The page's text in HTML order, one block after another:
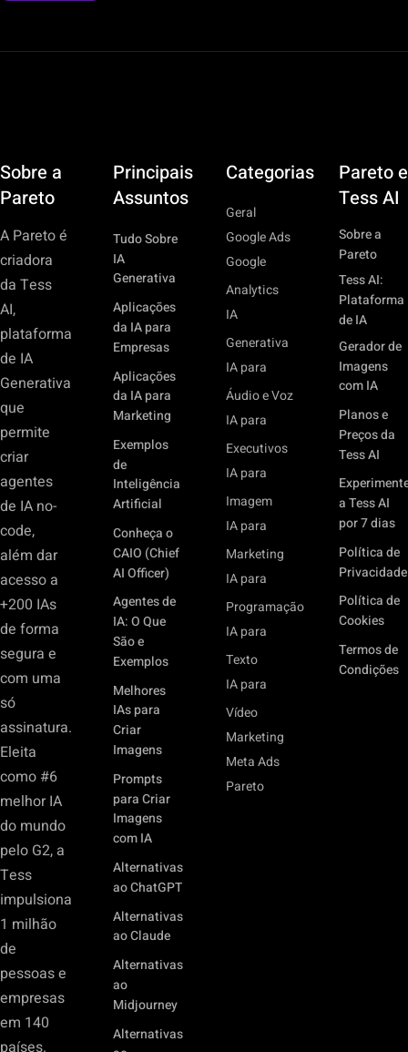
Sobre a
Pareto
A Pareto é
criadora
da Tess
AI,
plataforma
de IA
Generativa
que
permite
criar
agentes
de IA no-
code,
além dar
acesso a
+200 IAs
de forma
segura e
com uma
só
assinatura.
Eleita
como #6
melhor IA
do mundo
pelo G2, a
Tess
impulsiona
1 milhão
de
pessoas e
empresas
em 140
países.
Principais
Assuntos
Tudo Sobre
IA
Generativa
Aplicações
da IA para
Empresas
Aplicações
da IA para
Marketing
Exemplos
de
Inteligência
Artificial
Conheça o
CAIO (Chief
AI Officer)
Agentes de
IA: O Que
São e
Exemplos
Melhores
IAs para
Criar
Imagens
Prompts
para Criar
Imagens
com IA
Alternativas
ao ChatGPT
Alternativas
ao Claude
Alternativas
ao
Midjourney
Alternativas
Categorias
Geral
Google Ads
Google
Analytics
IA
Generativa
IA para
Áudio e Voz
IA para
Executivos
IA para
Imagem
IA para
Marketing
IA para
Programação
IA para
Texto
IA para
Vídeo
Marketing
Meta Ads
Pareto
Pareto e
Tess AI
Sobre a
Pareto
Tess AI:
Plataforma
de IA
Gerador de
Imagens
com IA
Planos e
Preços da
Tess AI
a Tess AI
por 7 dias
Política de
Privacidade
Política de
Cookies
Termos de
Condições